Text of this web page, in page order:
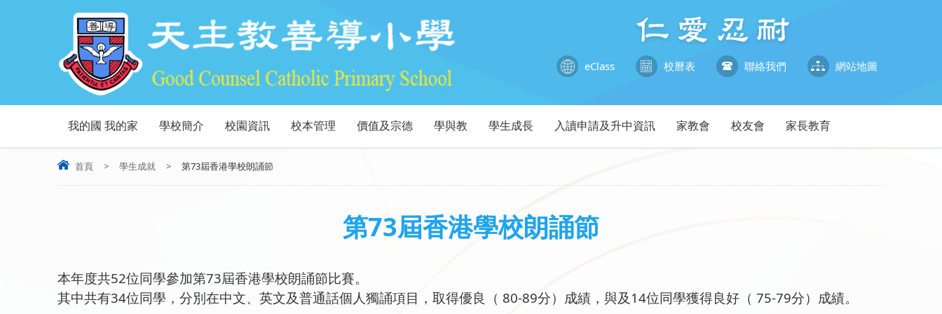
eClass 校曆表 聯絡我們 網站地圖
我的國 我的家 學校簡介 校園資訊 校本管理 價值及宗德 學與教 學生成長 入讀申請及升中資訊 家教會 校友會 家長教育
首頁 > 學生成就 > 第73屆香港學校朗誦節
第73屆香港學校朗誦節
本年度共52位同學參加第73屆香港學校朗誦節比賽。
其中共有34位同學，分別在中文、英文及普通話個人獨誦項目，取得優良（ 80-89分）成績，與及14位同學獲得良好（ 75-79分）成績。